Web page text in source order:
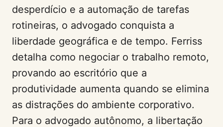
desperdício e a automação de tarefas
rotineiras, o advogado conquista a
liberdade geográfica e de tempo. Ferriss
detalha como negociar o trabalho remoto,
provando ao escritório que a
produtividade aumenta quando se elimina
as distrações do ambiente corporativo.
Para o advogado autônomo, a libertação